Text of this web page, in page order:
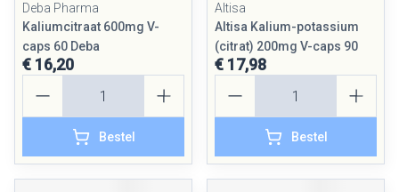
Deba Pharma
Kaliumcitraat 600mg V-
caps 60 Deba
€ 16,20
Bestel
Altisa
Altisa Kalium-potassium
(citrat) 200mg V-caps 90
€ 17,98
Bestel